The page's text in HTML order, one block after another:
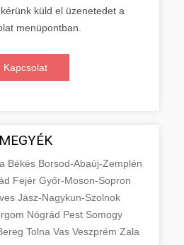
küld el üzenetedet a
menüpontban.
Kapcsolat
MEGYÉK
Békés Borsod-Abaúj-Zemplén
Fejér Győr-Moson-Sopron
Jász-Nagykun-Szolnok
Nógrád Pest Somogy
Tolna Vas Veszprém Zala